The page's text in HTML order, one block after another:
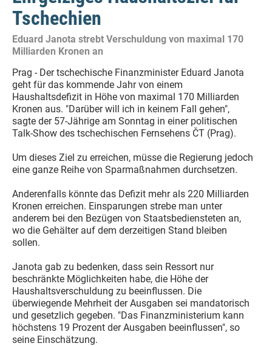
Tschechien
Eduard Janota strebt Verschuldung von maximal 170
Milliarden Kronen an
Prag - Der tschechische Finanzminister Eduard Janota
geht für das kommende Jahr von einem
Haushaltsdefizit in Höhe von maximal 170 Milliarden
Kronen aus. "Darüber will ich in keinem Fall gehen",
sagte der 57-Jährige am Sonntag in einer politischen
Talk-Show des tschechischen Fernsehens ČT (Prag).
Um dieses Ziel zu erreichen, müsse die Regierung jedoch
eine ganze Reihe von Sparmaßnahmen durchsetzen.
Anderenfalls könnte das Defizit mehr als 220 Milliarden
Kronen erreichen. Einsparungen strebe man unter
anderem bei den Bezügen von Staatsbediensteten an,
wo die Gehälter auf dem derzeitigen Stand bleiben
sollen.
Janota gab zu bedenken, dass sein Ressort nur
beschränkte Möglichkeiten habe, die Höhe der
Haushaltsverschuldung zu beeinflussen. Die
überwiegende Mehrheit der Ausgaben sei mandatorisch
und gesetzlich gegeben. "Das Finanzministerium kann
höchstens 19 Prozent der Ausgaben beeinflussen", so
seine Einschätzung.